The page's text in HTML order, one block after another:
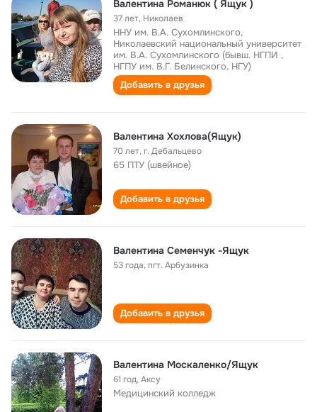
Валентина Романюк ( Ящук )
37 лет, Николаев
ННУ им. В.А. Сухомлинского,
Николаевский национальный университет
им. В.А. Сухомлинского (бывш. НГПИ ,
НГПУ им. В.Г. Белинского, НГУ)
Добавить в друзья
Валентина Хохлова(Ящук)
70 лет,г. Дебальцево
65 ПТУ (швейное)
Добавить в друзья
Валентина Семенчук -Ящук
53 года,пгт. Арбузинка
Добавить в друзья
Валентина Москаленко/Ящук
61 год,Аксу
Медицинский колледж